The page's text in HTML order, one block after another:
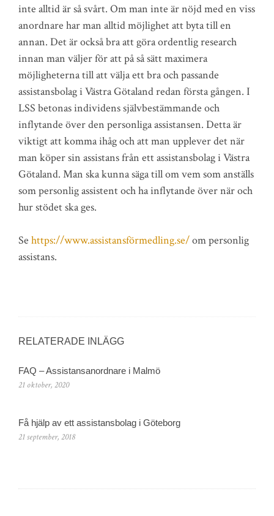
inte alltid är så svårt. Om man inte är nöjd med en viss
anordnare har man alltid möjlighet att byta till en
annan. Det är också bra att göra ordentlig research
innan man väljer för att på så sätt maximera
möjligheterna till att välja ett bra och passande
assistansbolag i Västra Götaland redan första gången. I
LSS betonas individens självbestämmande och
inflytande över den personliga assistansen. Detta är
viktigt att komma ihåg och att man upplever det när
man köper sin assistans från ett assistansbolag i Västra
Götaland. Man ska kunna säga till om vem som anställs
som personlig assistent och ha inflytande över när och
hur stödet ska ges.
Se https://www.assistansförmedling.se/om personlig
assistans.
RELATERADE INLÄGG
FAQ – Assistansanordnare i Malmö
21 oktober, 2020
Få hjälp av ett assistansbolag i Göteborg
21 september, 2018